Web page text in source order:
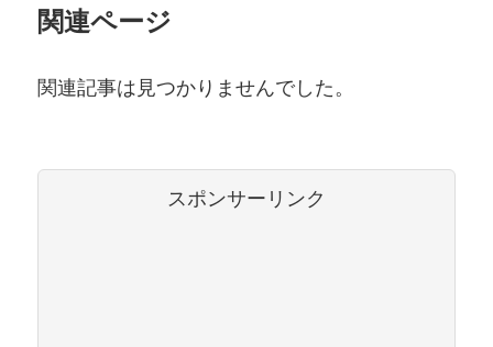
関連ページ
関連記事は見つかりませんでした。
スポンサーリンク